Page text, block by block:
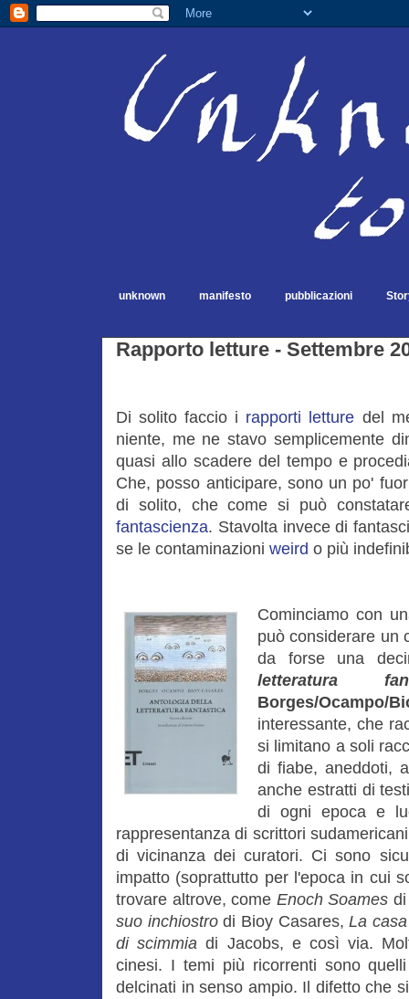
unknown manifesto pubblicazioni
Rapporto letture - Settembre
Di solito faccio i rapporti letture del
niente, me ne stavo semplicemente
quasi allo scadere del tempo e
Che, posso anticipare, sono un po'
di solito, che come si può
fantascienza. Stavolta invece di
se le contaminazioni weird o più
Cominciamo con
può considerare un
da forse una
letteratura
Borges/Ocampo/
interessante, che
si limitano a soli
di fiabe, aneddoti,
anche estratti di
di ogni epoca e
rappresentanza di scrittori
di vicinanza dei curatori. Ci sono
impatto (soprattutto per l'epoca in cui
trovare altrove, come Enoch Soames
suo inchiostrodi Bioy Casares,La
di scimmia di Jacobs, e così via.
cinesi. I temi più ricorrenti sono
delcinati in senso ampio. Il difetto che